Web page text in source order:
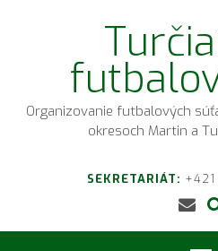
Organizovanie futbalových
okresoch Martin a
SEKRETARIÁT: